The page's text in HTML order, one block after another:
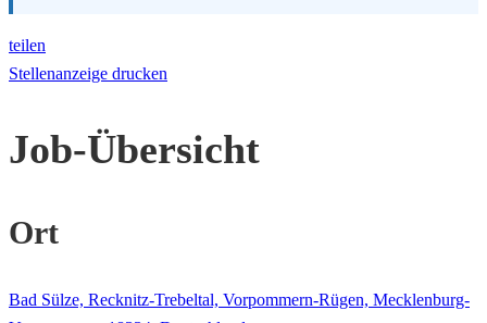
teilen
Stellenanzeige drucken
Job-Übersicht
Ort
Bad Sülze, Recknitz-Trebeltal, Vorpommern-Rügen, Mecklenburg-